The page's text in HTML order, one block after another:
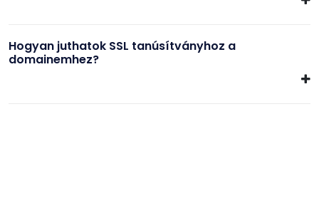
Hogyan juthatok SSL tanúsítványhoz a
domainemhez?